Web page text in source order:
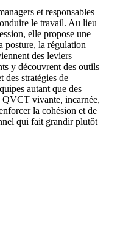
et responsables
le travail. Au lieu
elle propose une
posture, la régulation
des leviers
y découvrent des outils
des stratégies de
autant que des
QVCT vivante, incarnée,
la cohésion et de
qui fait grandir plutôt